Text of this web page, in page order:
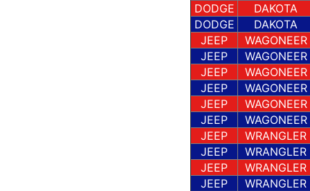
DODGE
DAKOTA
DODGE
DAKOTA
JEEP
WAGONEER
JEEP
WAGONEER
JEEP
WAGONEER
JEEP
WAGONEER
JEEP
WAGONEER
JEEP
WAGONEER
JEEP
WRANGLER
JEEP
WRANGLER
JEEP
WRANGLER
JEEP
WRANGLER